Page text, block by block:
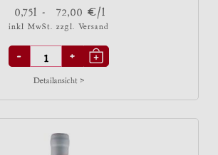
0,75l - 72,00 €/l
inkl MwSt. zzgl. Versand
- +
Detailansicht >